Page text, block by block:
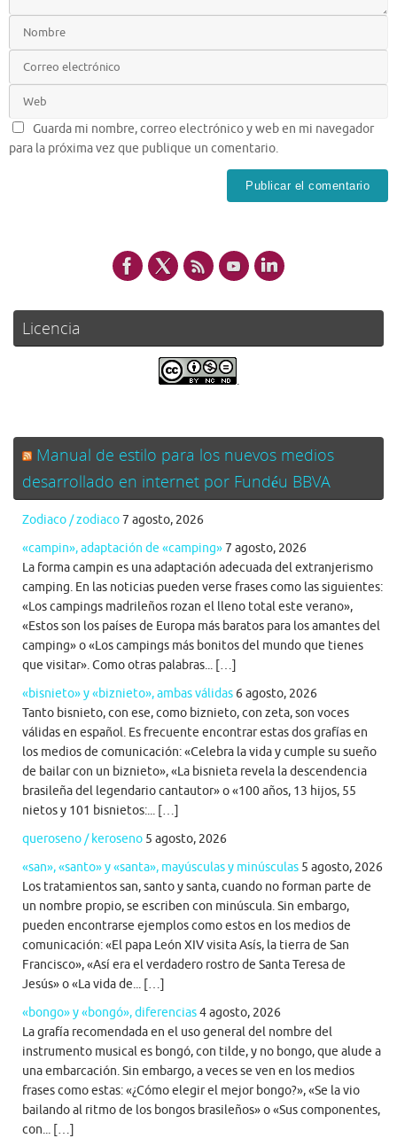
Guarda mi nombre, correo electrónico y web en mi navegador
para la próxima vez que publique un comentario.
Licencia
.
Manual de estilo para los nuevos medios
desarrollado en internet por Fundéu BBVA
Zodiaco / zodiaco7 agosto, 2026
«campin», adaptación de «camping»7 agosto, 2026
La forma campin es una adaptación adecuada del extranjerismo
camping. En las noticias pueden verse frases como las siguientes:
«Los campings madrileños rozan el lleno total este verano»,
«Estos son los países de Europa más baratos para los amantes del
camping» o «Los campings más bonitos del mundo que tienes
que visitar». Como otras palabras... […]
«bisnieto» y «biznieto», ambas válidas 6 agosto, 2026
Tanto bisnieto, con ese, como biznieto, con zeta, son voces
válidas en español. Es frecuente encontrar estas dos grafías en
los medios de comunicación: «Celebra la vida y cumple su sueño
de bailar con un biznieto», «La bisnieta revela la descendencia
brasileña del legendario cantautor» o «100 años, 13 hijos, 55
nietos y 101 bisnietos:... […]
queroseno / keroseno 5 agosto, 2026
«san», «santo» y «santa», mayúsculas y minúsculas 5 agosto, 2026
Los tratamientos san, santo y santa, cuando no forman parte de
un nombre propio, se escriben con minúscula. Sin embargo,
pueden encontrarse ejemplos como estos en los medios de
comunicación: «El papa León XIV visita Asís, la tierra de San
Francisco», «Así era el verdadero rostro de Santa Teresa de
Jesús» o «La vida de... […]
«bongo» y «bongó», diferencias4 agosto, 2026
La grafía recomendada en el uso general del nombre del
instrumento musical es bongó, con tilde, y no bongo, que alude a
una embarcación. Sin embargo, a veces se ven en los medios
frases como estas: «¿Cómo elegir el mejor bongo?», «Se la vio
bailando al ritmo de los bongos brasileños» o «Sus componentes,
con... […]